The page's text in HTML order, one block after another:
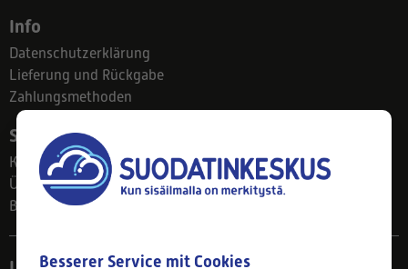
Info
Datenschutzerklärung
Lieferung und Rückgabe
Zahlungsmethoden
Suodatinkeskus
Kontakt
Über uns
Blog
Besserer Service mit Cookies